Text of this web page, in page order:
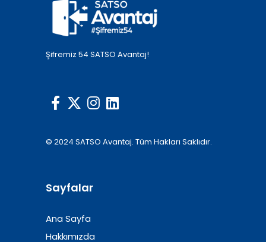
Şifremiz 54 SATSO Avantaj!
© 2024 SATSO Avantaj. Tüm Hakları Saklıdır.
Sayfalar
Ana Sayfa
Hakkımızda